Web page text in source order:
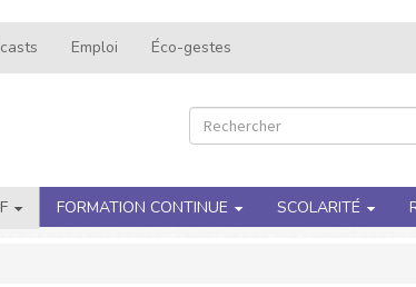
Emploi Éco-gestes
Rechercher
Rechercher
FORMATION CONTINUE SCOLARITÉ